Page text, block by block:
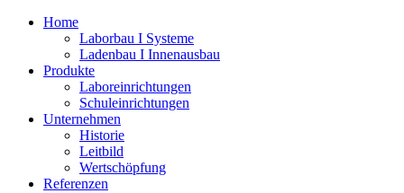
Zum
Home
Laborbau I Systeme
Ladenbau I Innenausbau
Produkte
Laboreinrichtungen
Schuleinrichtungen
Unternehmen
Historie
Leitbild
Wertschöpfung
Referenzen